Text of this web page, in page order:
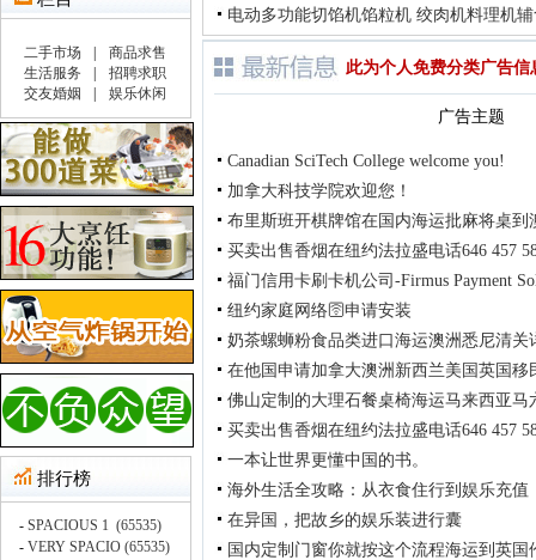
电动多功能切馅机馅粒机 绞肉机料理机
此为个人免费分类广告信
广告主题
Canadian SciTech College welcome you!
加拿大科技学院欢迎您！
布里斯班开棋牌馆在国内海运批麻将桌到
买卖出售香烟在纽约法拉盛电话646 457
福门信用卡刷卡机公司-Firmus Payment
纽约家庭网络🛜申请安装
奶茶螺蛳粉食品类进口海运澳洲悉尼清关
在他国申请加拿大澳洲新西兰美国英国移
佛山定制的大理石餐桌椅海运马来西亚马
买卖出售香烟在纽约法拉盛电话646 457
一本让世界更懂中国的书。
海外生活全攻略：从衣食住行到娱乐充值
在异国，把故乡的娱乐装进行囊
国内定制门窗你就按这个流程海运到英国